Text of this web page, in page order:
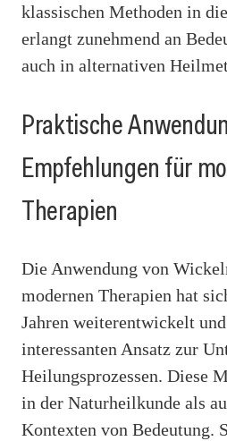
klassischen Methoden in
erlangt zunehmend an
auch in alternativen
Praktische
Empfehlungen für
Therapien
Die Anwendung von
modernen Therapien hat
Jahren weiterentwickelt
interessanten Ansatz zur
Heilungsprozessen. Diese
in der Naturheilkunde als
Kontexten von Bedeutung.